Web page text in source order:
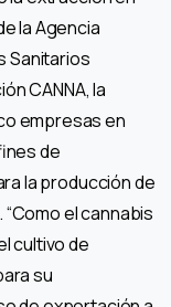
la Agencia
Sanitarios
CANNA, la
empresas en
de
la producción de
el cannabis
cultivo de
su